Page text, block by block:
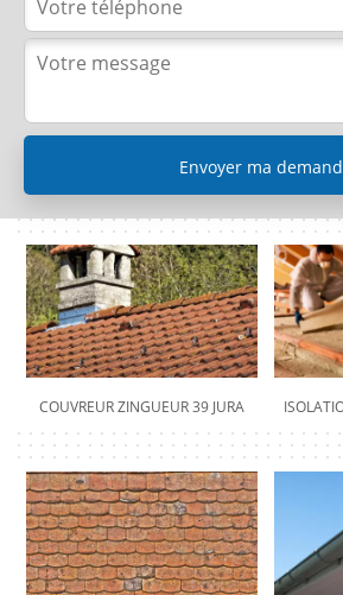
COUVREUR ZINGUEUR 39 JURA